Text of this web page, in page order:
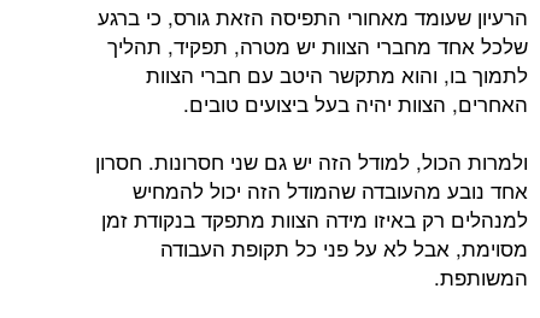
הרעיון שעומד מאחורי התפיסה הזאת גורס, כי ברגע
שלכל אחד מחברי הצוות יש מטרה, תפקיד, תהליך
לתמוך בו, והוא מתקשר היטב עם חברי הצוות
האחרים, הצוות יהיה בעל ביצועים טובים.
ולמרות הכול, למודל הזה יש גם שני חסרונות. חסרון
אחד נובע מהעובדה שהמודל הזה יכול להמחיש
למנהלים רק באיזו מידה הצוות מתפקד בנקודת זמן
מסוימת, אבל לא על פני כל תקופת העבודה
המשותפת.